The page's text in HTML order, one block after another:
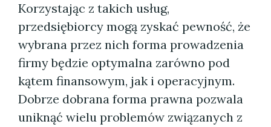
Korzystając z takich usług,
przedsiębiorcy mogą zyskać pewność, że
wybrana przez nich forma prowadzenia
firmy będzie optymalna zarówno pod
kątem finansowym, jak i operacyjnym.
Dobrze dobrana forma prawna pozwala
uniknąć wielu problemów związanych z